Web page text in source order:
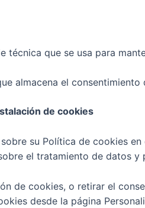
técnica que se usa para
almacena el
de cookies
su Política de cookies
el tratamiento de datos
de cookies, o retirar el
desde la página